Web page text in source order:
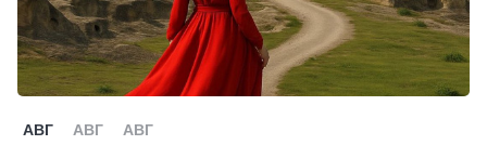
АВГ АВГ АВГ